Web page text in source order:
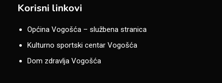
Korisni linkovi
Općina Vogošća – službena stranica
Kulturno sportski centar Vogošća
Dom zdravlja Vogošća